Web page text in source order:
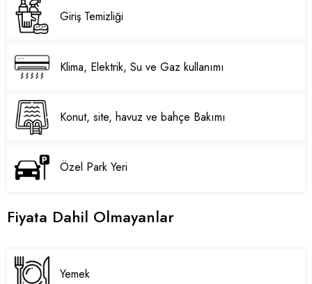
Giriş Temizliği
Klima, Elektrik, Su ve Gaz kullanımı
Konut, site, havuz ve bahçe Bakımı
Özel Park Yeri
Fiyata Dahil Olmayanlar
Yemek